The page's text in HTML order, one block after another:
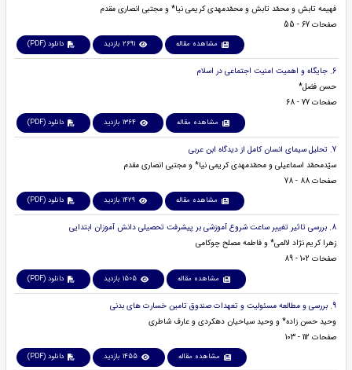
فهیمه تابش و محمّد تابش و محمّدمهدی کریمی نیا* و مجتبی انصاری مقدم
صفحات 67 - 55
مشاهده مقاله 2691 بازدید دانلود (PDF)
6. جایگاه و اهمیت امنیت اجتماعی در اسلام
حسن فضل*
صفحات 77 - 68
مشاهده مقاله 1364 بازدید دانلود (PDF)
7. تحلیل سیمای انسان کامل از دیدگاه ابن عربی
سیّدمحمّد اسماعیلی و محمّدمهدی کریمی نیا* و مجتبی انصاری مقدم
صفحات 88 - 78
مشاهده مقاله 1429 بازدید دانلود (PDF)
8. بررسی تاثیر تغییر ساعت شروع آموزشی بر پیشرفت تحصیلی دانش آموزان ابتدایی
زهرا کریم نژاد لالمی* و فاطمه مصلح چوکامی
صفحات 102 - 89
مشاهده مقاله 1505 بازدید دانلود (PDF)
9. بررسی و مطالعه مسئولیت و تعهدات صندوق تامین خسارت های بدنی
وحید حسن زاده* و وحید سیاحیان دهکردی و عارف شاطری
صفحات 112 - 103
مشاهده مقاله 1455 بازدید دانلود (PDF)